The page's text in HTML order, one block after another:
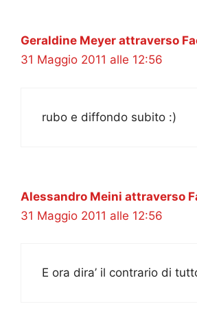
Geraldine Meyer attraverso
31 Maggio 2011 alle 12:56
rubo e diffondo subito :)
Alessandro Meini attraverso
31 Maggio 2011 alle 12:56
E ora dira’ il contrario di